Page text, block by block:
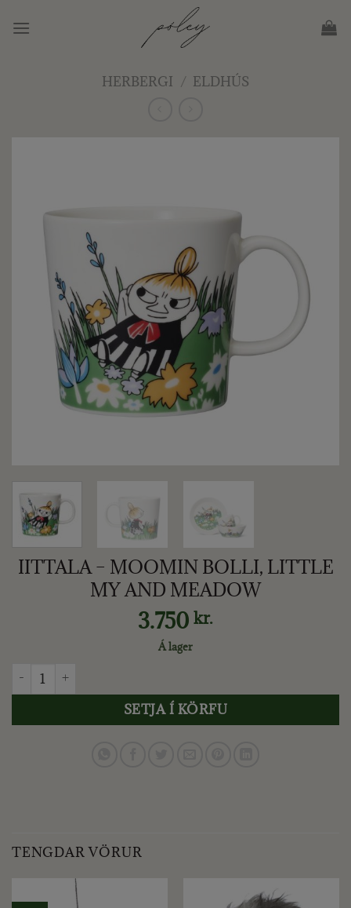
HERBERGI / ELDHÚS
IITTALA – MOOMIN BOLLI, LITTLE
MY AND MEADOW
3.750 kr.
Á lager
IITTALA - MOOMIN BOLLI, LITTLE MY AND MEADOW
SETJA Í KÖRFU
TENGDAR VÖRUR